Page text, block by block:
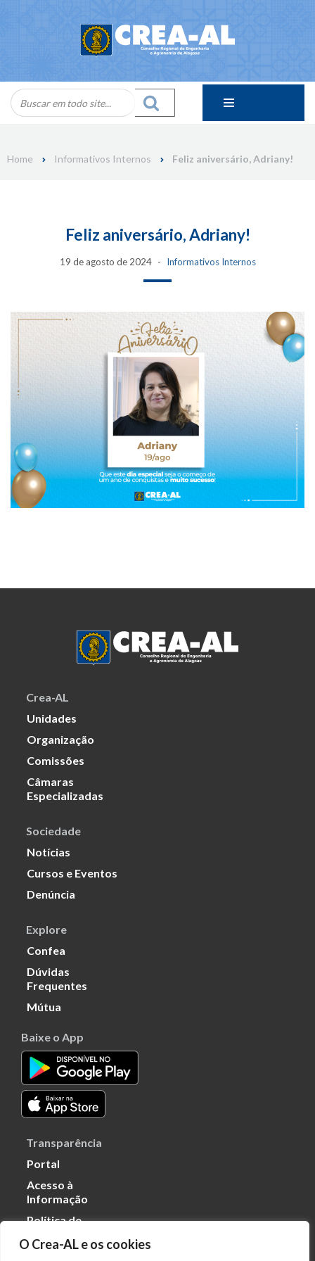
O Crea-AL e os cookies
Home Informativos Internos Feliz aniversário, Adriany!
Feliz aniversário, Adriany!
19 de agosto de 2024 Informativos Internos
Crea-AL
Unidades
Organização
Comissões
Câmaras
Especializadas
Sociedade
Notícias
Cursos e Eventos
Denúncia
Explore
Confea
Dúvidas
Frequentes
Mútua
Baixe o App
Transparência
Portal
Acesso à
Informação
Política de
Dados